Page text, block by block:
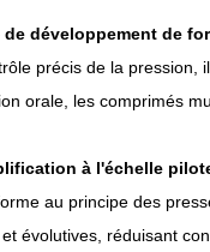
de développement de
précis de la pression,
orale, les comprimés
à l'échelle
au principe des
évolutives, réduisant